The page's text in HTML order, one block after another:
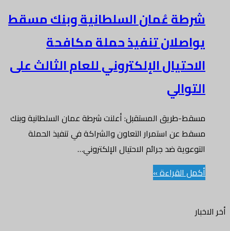
شرطة عُمان السلطانية وبنك مسقط
يواصلان تنفيذ حملة مكافحة
الاحتيال الإلكتروني للعام الثالث على
التوالي
مسقط-طريق المستقبل: أعلنت شرطة عمان السلطانية وبنك
مسقط عن استمرار التعاون والشراكة في تنفيذ الحملة
التوعوية ضد جرائم الاحتيال الإلكتروني…
أكمل القراءة »
أخر الاخبار